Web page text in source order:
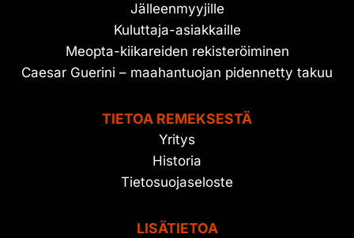
Jälleenmyyjille
Kuluttaja-asiakkaille
Meopta-kiikareiden rekisteröiminen
Caesar Guerini – maahantuojan pidennetty takuu
TIETOA REMEKSESTÄ
Yritys
Historia
Tietosuojaseloste
LISÄTIETOA